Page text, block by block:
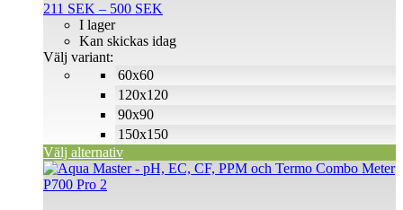
211 SEK – 500 SEK
till
60x60
120x120
90x90
150x150
I lager
Kan skickas idag
Välj variant:
Välj alternativ
varianter.
olika
alternativen